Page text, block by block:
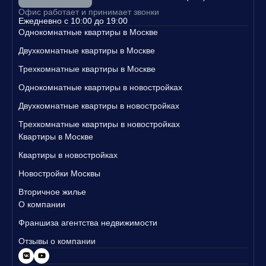
Свяжитесь с нами уже сегодня, чтобы узнать больше о наших п
редложениях и записаться на просмотр квартир!
Офис работает и принимает звонки
Ежедневно с 10:00 до 19:00
Однокомнатные квартиры в Москве
Двухкомнатные квартиры в Москве
Трехкомнатные квартиры в Москве
Однокомнатные квартиры в новостройках
Двухкомнатные квартиры в новостройках
Трехкомнатные квартиры в новостройках
Квартиры в Москве
Квартиры в новостройках
Новостройки Москвы
Вторичное жилье
О компании
Франшиза агентства недвижимости
Отзывы о компании